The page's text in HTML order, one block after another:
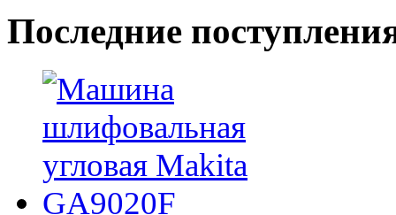
Последние